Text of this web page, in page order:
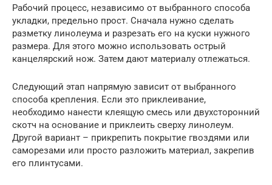
Рабочий процесс, независимо от выбранного способа
укладки, предельно прост. Сначала нужно сделать
разметку линолеума и разрезать его на куски нужного
размера. Для этого можно использовать острый
канцелярский нож. Затем дают материалу отлежаться.
Следующий этап напрямую зависит от выбранного
способа крепления. Если это приклеивание,
необходимо нанести клеящую смесь или двухсторонний
скотч на основание и приклеить сверху линолеум.
Другой вариант – прикрепить покрытие гвоздями или
саморезами или просто разложить материал, закрепив
его плинтусами.